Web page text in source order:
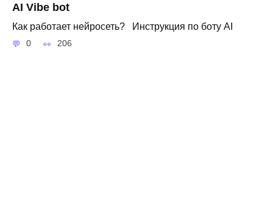
AI Vibe bot
Как работает нейросеть? Инструкция по боту AI
0 206